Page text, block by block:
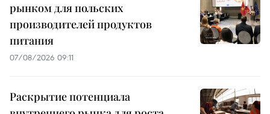
рынком для польских
производителей продуктов
питания
07/08/2026 09:11
Раскрытие потенциала